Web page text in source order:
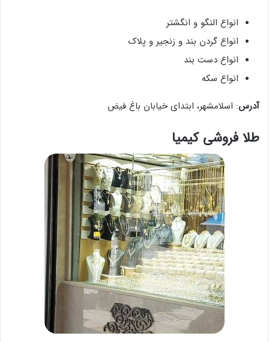
انواع النگو و انگشتر
انواع گردن بند و زنجیر و پلاک
انواع دست بند
انواع سکه
آدرس: اسلامشهر، ابتدای خیابان باغ فیض
طلا فروشی کیمیا